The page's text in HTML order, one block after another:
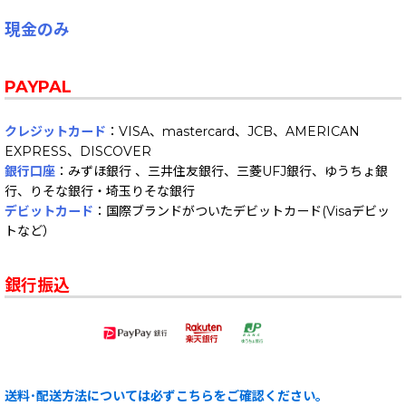
現金のみ
PAYPAL
クレジットカード ：VISA、mastercard、JCB、AMERICAN
EXPRESS、DISCOVER
銀行口座 ：みずほ銀行 、三井住友銀行、三菱UFJ銀行、ゆうちょ銀
行、りそな銀行・埼玉りそな銀行
デビットカード ：国際ブランドがついたデビットカード(Visaデビッ
トなど）
銀行振込
送料･配送方法については必ずこちらをご確認ください。